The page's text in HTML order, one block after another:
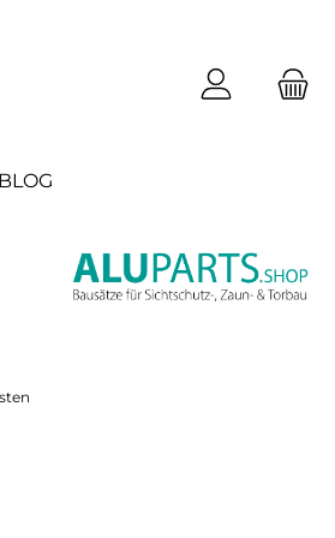
BLOG